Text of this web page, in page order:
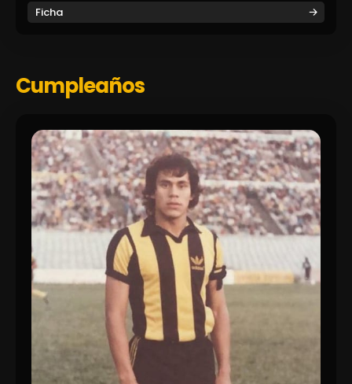
Ficha
Cumpleaños